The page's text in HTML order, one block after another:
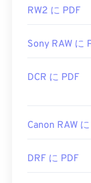
adobe/about-
RW2 に PDF
Sony RAW に
DCR に PDF
Canon RAW
DRF に PDF